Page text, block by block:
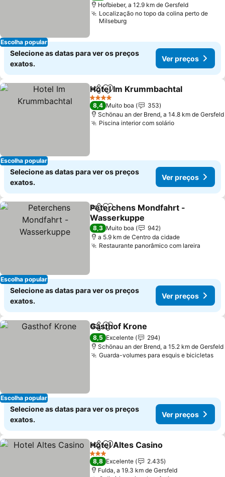
Escolha popular
Hofbieber, a 12.9 km de Gersfeld
Localização no topo da colina perto de
Milseburg
Selecione as datas para ver os preços
exatos.
Ver preços
Escolha popular
PartilharAdicionar aos favoritos
Hotel Im Krummbachtal
4 Estrelas
8,4 Muito boa
353
Schönau an der Brend, a 14.8 km de Gersfeld
Piscina interior com solárioVer preços
Selecione as datas para ver os preços
exatos.
Ver preços
Escolha popular
PartilharAdicionar aos favoritos
Peterchens Mondfahrt -
Wasserkuppe
Ver preços
8,3 Muito boa
942
a 5.9 km de Centro da cidade
Restaurante panorâmico com lareira
Selecione as datas para ver os preços
exatos.
Ver preços
Escolha popular
PartilharAdicionar aos favoritos
Gasthof Krone
8,5 Excelente
294
Schönau an der Brend, a 15.2 km de Gersfeld
Guarda-volumes para esquis e bicicletas
Selecione as datas para ver os preços
exatos.
Ver preços
PartilharAdicionar aos favoritos
Hotel Altes Casino
3 Estrelas
8,8 Excelente
2.435
Fulda, a 19.3 km de Gersfeld